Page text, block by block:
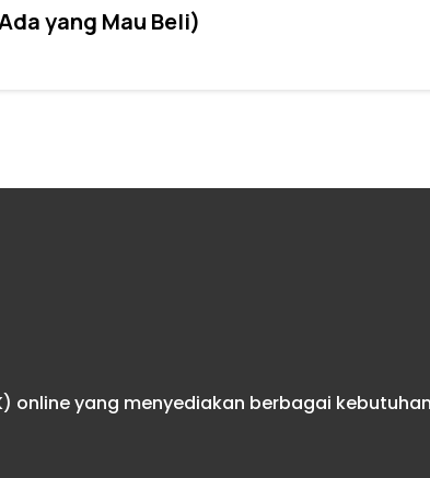
yang Mau Beli)
online yang menyediakan berbagai